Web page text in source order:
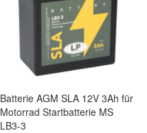
Batterie AGM SLA 12V 3Ah für
Motorrad Startbatterie MS
LB3-3